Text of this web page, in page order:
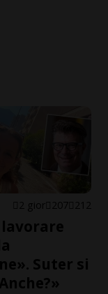
2 gior 207 212
Suter si